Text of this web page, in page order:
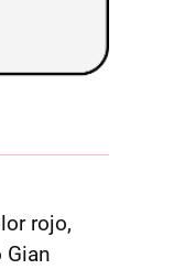
rojo,
Gian